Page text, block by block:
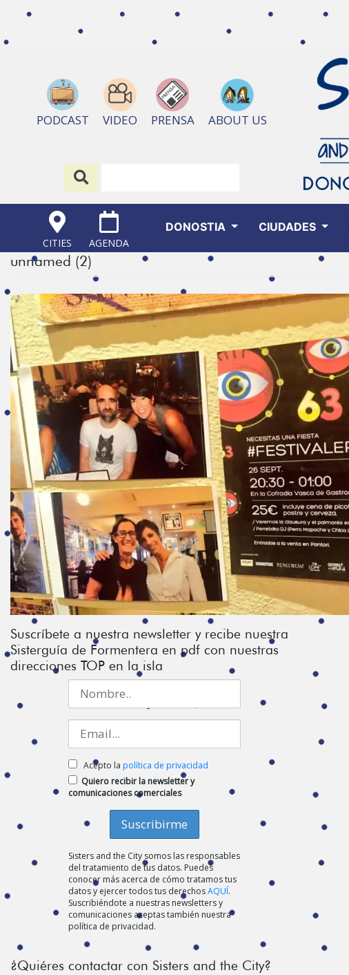
PODCAST VIDEO PRENSA ABOUT US
CITIES AGENDA
DONOSTIA CIUDADES
unnamed (2)
Suscríbete a nuestra newsletter y recibe nuestra
Sisterguía de Formentera en pdf con nuestras
direcciones TOP en la isla
Acepto la política de privacidad
Quiero recibir la newsletter y
comunicaciones comerciales
Sisters and the City somos las responsables
del tratamiento de tus datos. Puedes
conocer más acerca de cómo tratamos tus
datos y ejercer todos tus derechosAQUÍ.
Suscribiéndote a nuestras newsletters y
comunicaciones aceptas también nuestra
política de privacidad.
¿Quiéres contactar con Sisters and the City?